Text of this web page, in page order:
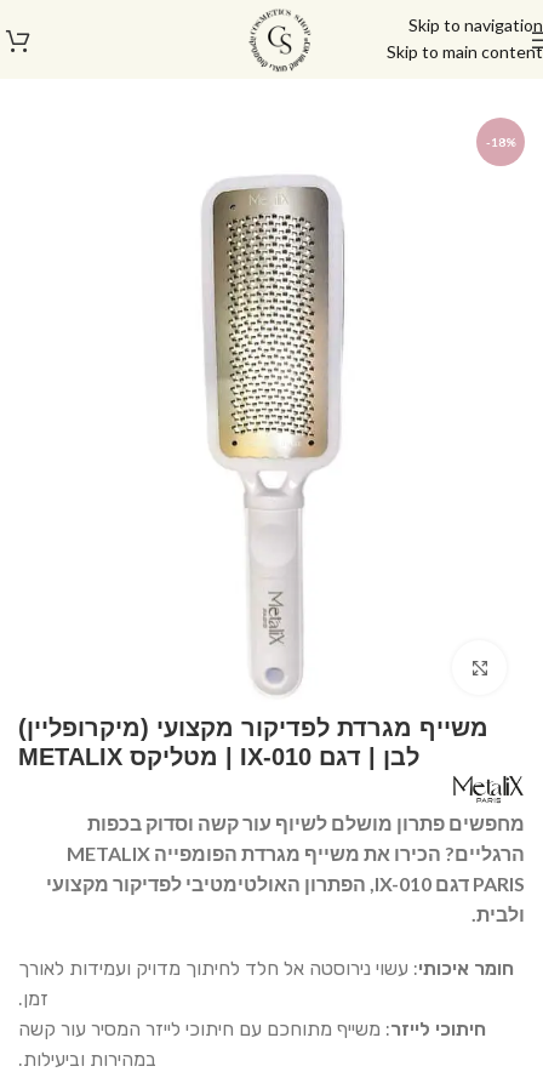
Skip to navigation
Skip to main content
עמוד הבית
-18%
משייף מגרדת לפדיקור מקצועי (מיקרופליין)
לבן | דגם IX-010 | מטליקס METALIX
מחפשים פתרון מושלם לשיוף עור קשה וסדוק בכפות
הרגליים? הכירו את משייף מגרדת הפומפייה METALIX
PARIS דגם IX-010, הפתרון האולטימטיבי לפדיקור מקצועי
ולבית.
חומר איכותי: עשוי נירוסטה אל חלד לחיתוך מדויק ועמידות לאורך
זמן.
חיתוכי לייזר: משייף מתוחכם עם חיתוכי לייזר המסיר עור קשה
במהירות וביעילות.